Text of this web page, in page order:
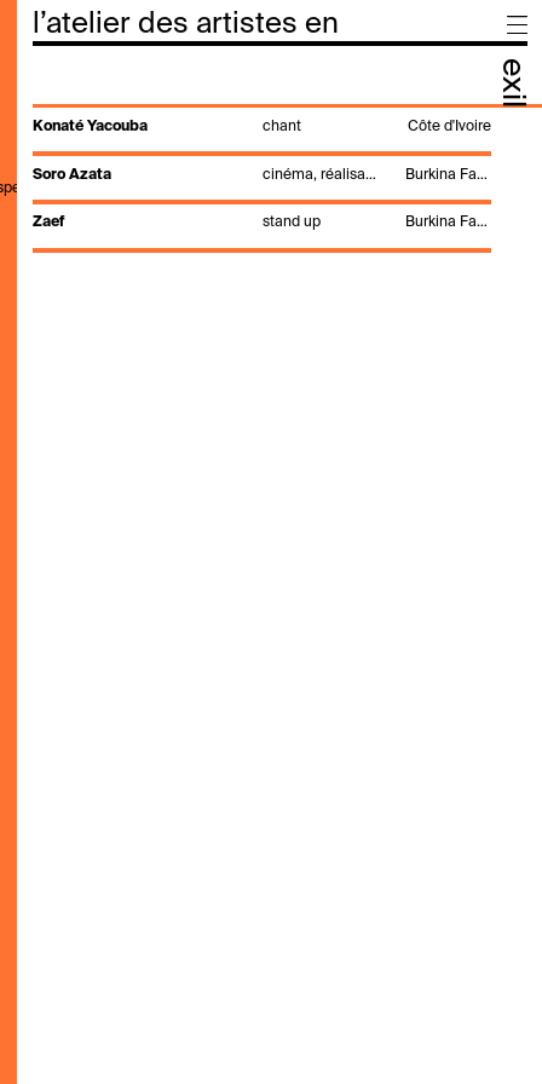
l’atelier des artistes en
exil
Konaté Yacouba chant Côte d'Ivoire
Soro Azata cinéma, réalisation, scénario, théâtre Burkina Faso
Zaef stand up Burkina Faso, Côte d'Ivoire, Gabon, Mali